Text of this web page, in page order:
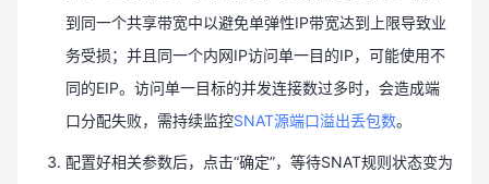
到同一个共享带宽中以避免单弹性IP带宽达到上限导致业
务受损；并且同一个内网IP访问单一目的IP，可能使用不
同的EIP。访问单一目标的并发连接数过多时，会造成端
口分配失败，需持续监控SNAT源端口溢出丢包数。
配置好相关参数后，点击“确定”，等待SNAT规则状态变为